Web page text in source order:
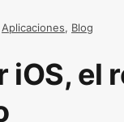
Aplicaciones, Blog
iOS, el